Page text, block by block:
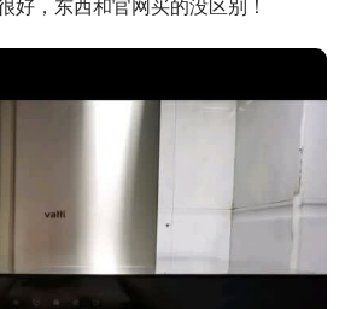
好，东西和官网买的没区别！